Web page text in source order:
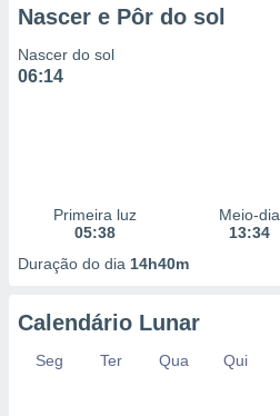
Nascer e Pôr do sol
Nascer do sol
06:14
Primeira luz
05:38
Meio-dia
13:34
Duração do dia 14h40m
Calendário Lunar
Seg Ter Qua Qui